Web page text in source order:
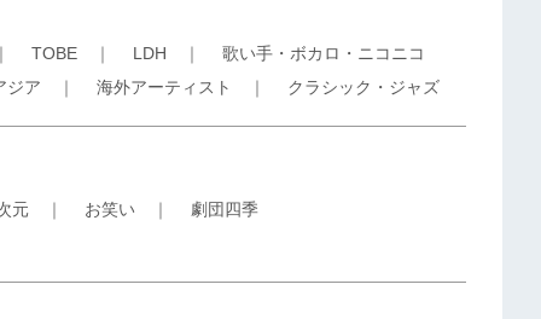
TOBE ｜ LDH ｜ 歌い手・ボカロ・ニコニコ
ジア ｜ 海外アーティスト ｜ クラシック・ジャズ
元 ｜ お笑い ｜ 劇団四季